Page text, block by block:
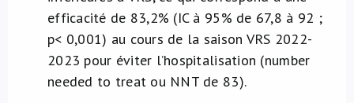
efficacité de 83,2% (IC à 95% de 67,8 à 92 ;
p< 0,001) au cours de la saison VRS 2022-
2023 pour éviter l’hospitalisation (number
needed to treat ou NNT de 83).